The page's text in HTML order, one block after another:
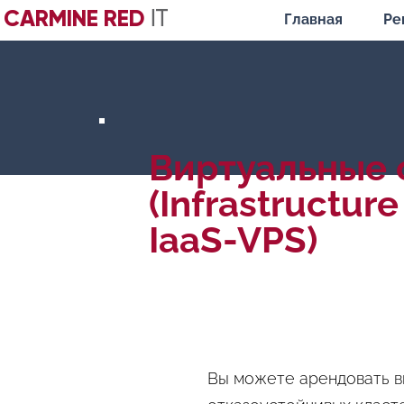
CARMINE RED IT Главная
Виртуальные
(Infrastructure
IaaS-VPS)
Вы можете арендовать